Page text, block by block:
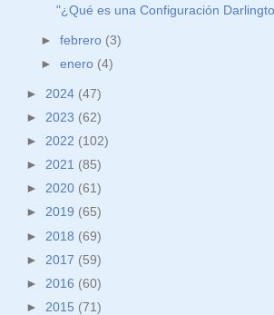
"¿Qué es una Configuración
►febrero (3)
►enero (4)
► 2024 (47)
► 2023 (62)
► 2022 (102)
► 2021 (85)
► 2020 (61)
► 2019 (65)
► 2018 (69)
► 2017 (59)
► 2016 (60)
► 2015 (71)